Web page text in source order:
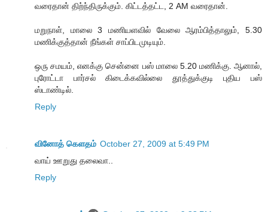
வரைதான் திற்ந்திருக்கும். கிட்டத்தட்ட, 2 AM வரைதான்.
மறுநாள், மாலை 3 மணியளவில் வேலை ஆரம்பித்தாலும், 5.30
மணிக்குத்தான் நீங்கள் சாப்பிடமுடியும்.
ஒரு சமயம், எனக்கு சென்னை பஸ் மாலை 5.20 மணிக்கு. ஆனால்,
புரோட்டா பார்சல் கிடைக்கவில்லை தூத்துக்குடி புதிய பஸ்
ஸ்டாண்டில்.
Reply
வினோத் கெளதம் October 27, 2009 at 5:49 PM
வாய் ஊறுது தலைவா..
Reply